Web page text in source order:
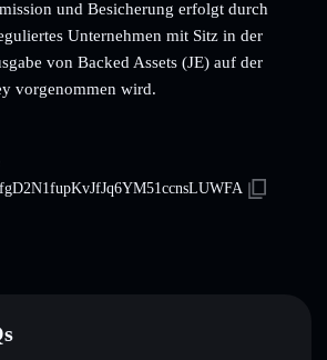
und Besicherung erfolgt durch
Unternehmen mit Sitz in der
von Backed Assets (JE) auf der
vorgenommen wird.